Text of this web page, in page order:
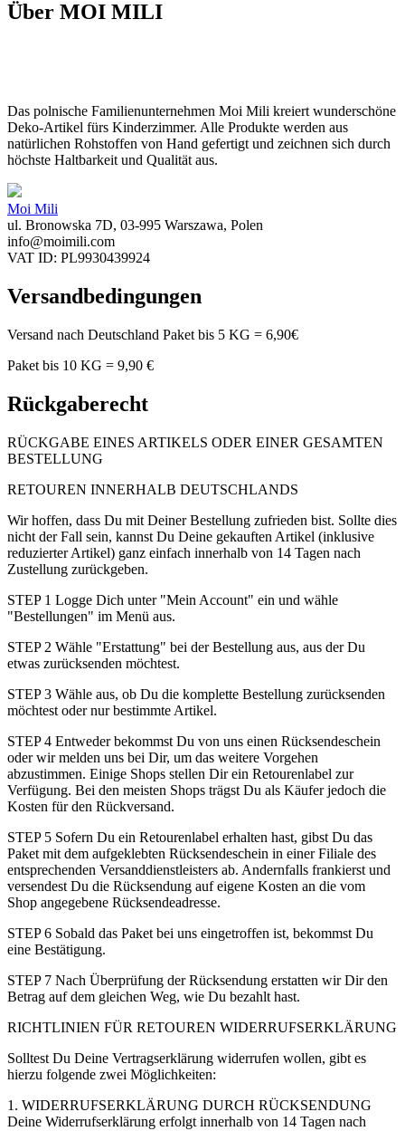
Über MOI MILI
Das polnische Familienunternehmen Moi Mili kreiert wunderschöne
Deko-Artikel fürs Kinderzimmer. Alle Produkte werden aus
natürlichen Rohstoffen von Hand gefertigt und zeichnen sich durch
höchste Haltbarkeit und Qualität aus.
Moi Mili
ul. Bronowska 7D, 03-995 Warszawa, Polen
info@moimili.com
VAT ID: PL9930439924
Versandbedingungen
Versand nach Deutschland Paket bis 5 KG = 6,90€
Paket bis 10 KG = 9,90 €
Rückgaberecht
RÜCKGABE EINES ARTIKELS ODER EINER GESAMTEN
BESTELLUNG
RETOUREN INNERHALB DEUTSCHLANDS
Wir hoffen, dass Du mit Deiner Bestellung zufrieden bist. Sollte dies
nicht der Fall sein, kannst Du Deine gekauften Artikel (inklusive
reduzierter Artikel) ganz einfach innerhalb von 14 Tagen nach
Zustellung zurückgeben.
STEP 1 Logge Dich unter "Mein Account" ein und wähle
"Bestellungen" im Menü aus.
STEP 2 Wähle "Erstattung" bei der Bestellung aus, aus der Du
etwas zurücksenden möchtest.
STEP 3 Wähle aus, ob Du die komplette Bestellung zurücksenden
möchtest oder nur bestimmte Artikel.
STEP 4 Entweder bekommst Du von uns einen Rücksendeschein
oder wir melden uns bei Dir, um das weitere Vorgehen
abzustimmen. Einige Shops stellen Dir ein Retourenlabel zur
Verfügung. Bei den meisten Shops trägst Du als Käufer jedoch die
Kosten für den Rückversand.
STEP 5 Sofern Du ein Retourenlabel erhalten hast, gibst Du das
Paket mit dem aufgeklebten Rücksendeschein in einer Filiale des
entsprechenden Versanddienstleisters ab. Andernfalls frankierst und
versendest Du die Rücksendung auf eigene Kosten an die vom
Shop angegebene Rücksendeadresse.
STEP 6 Sobald das Paket bei uns eingetroffen ist, bekommst Du
eine Bestätigung.
STEP 7 Nach Überprüfung der Rücksendung erstatten wir Dir den
Betrag auf dem gleichen Weg, wie Du bezahlt hast.
RICHTLINIEN FÜR RETOUREN WIDERRUFSERKLÄRUNG
Solltest Du Deine Vertragserklärung widerrufen wollen, gibt es
hierzu folgende zwei Möglichkeiten:
1. WIDERRUFSERKLÄRUNG DURCH RÜCKSENDUNG
Deine Widerrufserklärung erfolgt innerhalb von 14 Tagen nach